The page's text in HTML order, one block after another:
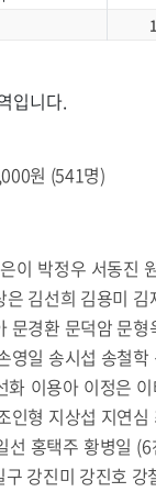
입니다.
원 (541명)
이 박정우 서동진
김선희 김용미
문경환 문덕암 문
영일 송시섭 송철
화 이용아 이정은
인형 지상섭 지연
선 홍택주 황병일
강진미 강진호